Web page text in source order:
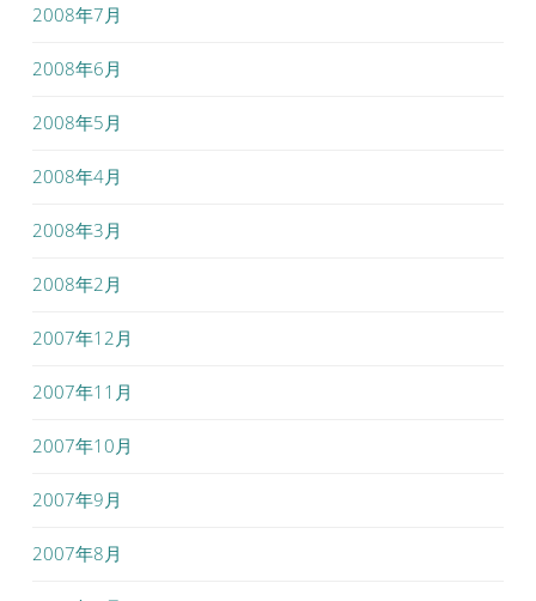
2008年7月
2008年6月
2008年5月
2008年4月
2008年3月
2008年2月
2007年12月
2007年11月
2007年10月
2007年9月
2007年8月